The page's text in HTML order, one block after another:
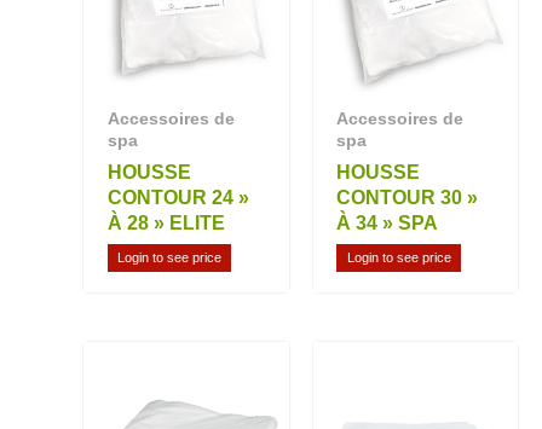
Accessoires de
spa
HOUSSE
CONTOUR 24 »
À 28 » ELITE
Login to see price
Accessoires de
spa
HOUSSE
CONTOUR 30 »
À 34 » SPA
Login to see price